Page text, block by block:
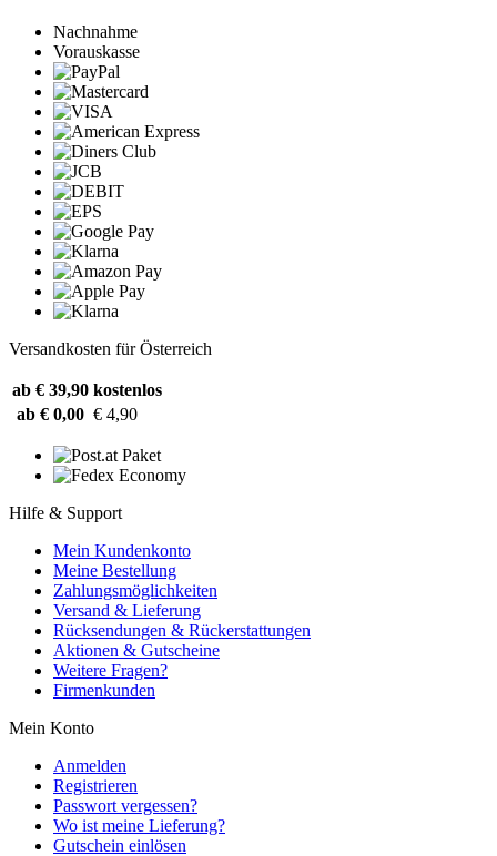
Nachnahme
Vorauskasse
Versandkosten für Österreich
ab € 39,90 kostenlos
ab € 0,00 € 4,90
Hilfe & Support
Mein Kundenkonto
Meine Bestellung
Zahlungsmöglichkeiten
Versand & Lieferung
Rücksendungen & Rückerstattungen
Aktionen & Gutscheine
Weitere Fragen?
Firmenkunden
Mein Konto
Anmelden
Registrieren
Passwort vergessen?
Wo ist meine Lieferung?
Gutschein einlösen